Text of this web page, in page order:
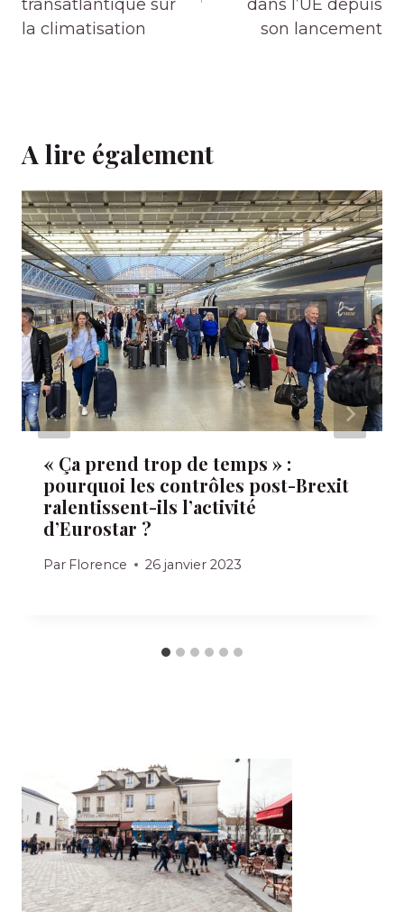
transatlantique sur
la climatisation
dans l’UE depuis
son lancement
A lire également
« Ça prend trop de temps » :
pourquoi les contrôles post-Brexit
ralentissent-ils l’activité
d’Eurostar ?
Par Florence 26 janvier 2023